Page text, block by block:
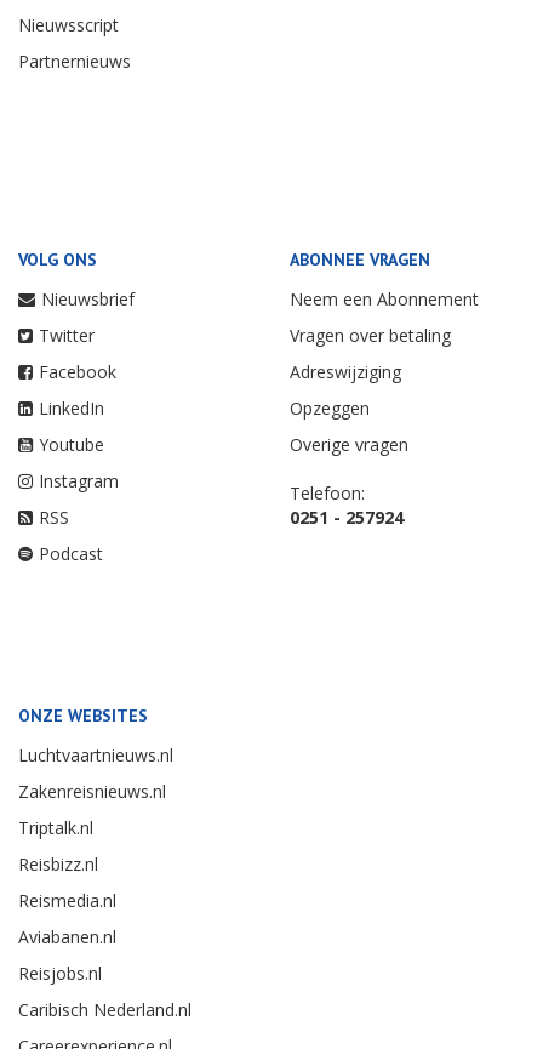
Nieuwsscript
Partnernieuws
VOLG ONS
Nieuwsbrief
Twitter
Facebook
LinkedIn
Youtube
Instagram
RSS
Podcast
ABONNEE VRAGEN
Neem een Abonnement
Vragen over betaling
Adreswijziging
Opzeggen
Overige vragen
Telefoon:
0251 - 257924
ONZE WEBSITES
Luchtvaartnieuws.nl
Zakenreisnieuws.nl
Triptalk.nl
Reisbizz.nl
Reismedia.nl
Aviabanen.nl
Reisjobs.nl
Caribisch Nederland.nl